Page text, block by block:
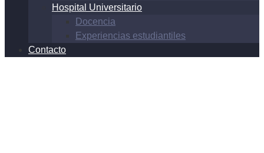
Hospital Universitario
Docencia
Experiencias estudiantiles
Contacto